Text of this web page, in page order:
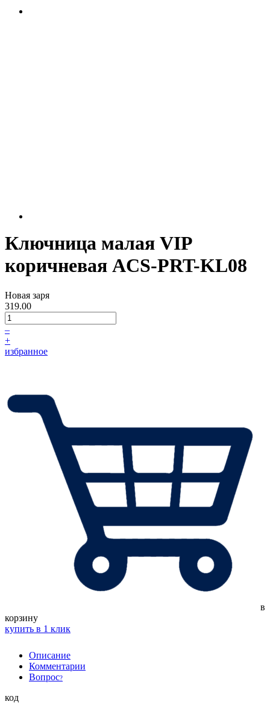
Ключница малая VIP
коричневая ACS-PRT-KL08
Новая заря
319.00
–
+
избранное
в
корзину
купить в 1 клик
Описание
Комментарии
Вопрос?
код